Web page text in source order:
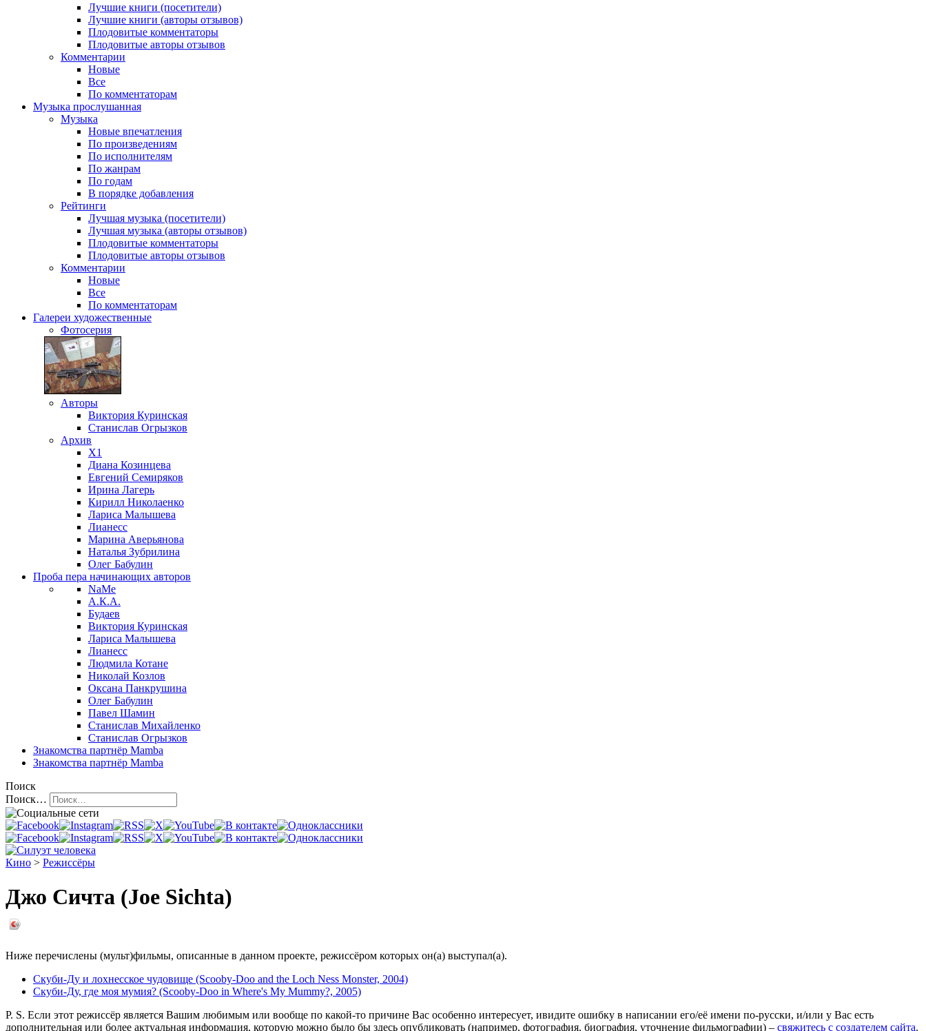
Лучшие книги (посетители)
Лучшие книги (авторы отзывов)
Плодовитые комментаторы
Плодовитые авторы отзывов
Комментарии
Новые
Все
По комментаторам
Музыка прослушанная
Музыка
Новые впечатления
По произведениям
По исполнителям
По жанрам
По годам
В порядке добавления
Рейтинги
Лучшая музыка (посетители)
Лучшая музыка (авторы отзывов)
Плодовитые комментаторы
Плодовитые авторы отзывов
Комментарии
Новые
Все
По комментаторам
Галереи художественные
Фотосерия
Авторы
Виктория Куринская
Станислав Огрызков
Архив
X1
Диана Козинцева
Евгений Семиряков
Ирина Лагерь
Кирилл Николаенко
Лариса Малышева
Лианесс
Марина Аверьянова
Наталья Зубрилина
Олег Бабулин
Проба пера начинающих авторов
NaMe
А.К.А.
Будаев
Виктория Куринская
Лариса Малышева
Лианесс
Людмила Котане
Николай Козлов
Оксана Панкрушина
Олег Бабулин
Павел Шамин
Станислав Михайленко
Станислав Огрызков
Знакомства партнёр Mamba
Знакомства партнёр Mamba
Поиск
Поиск…
Кино > Режиссёры
Джо Сичта (Joe Sichta)
Ниже перечислены (мульт)фильмы, описанные в данном проекте, режиссёром которых он(а) выступал(а).
Скуби-Ду и лохнесское чудовище (Scooby-Doo and the Loch Ness Monster, 2004)
Скуби-Ду, где моя мумия? (Scooby-Doo in Where's My Mummy?, 2005)
P. S. Если этот режиссёр является Вашим любимым или вообще по какой-то причине Вас особенно интересует, ивидите ошибку в написании его/её имени по-русски, и/или у Вас есть
дополнительная или более актуальная информация, которую можно было бы здесь опубликовать (например, фотография, биография, уточнение фильмографии) – свяжитесь с создателем сайта.